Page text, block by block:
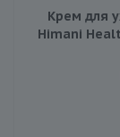
Крем для
Himani